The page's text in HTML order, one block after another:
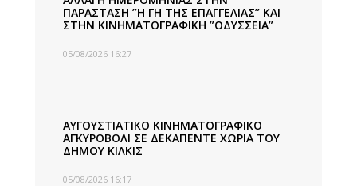
ΠΑΡΑΣΤΑΣΗ ”Η ΓΗ ΤΗΣ ΕΠΑΓΓΕΛΙΑΣ” ΚΑΙ
ΣΤΗΝ ΚΙΝΗΜΑΤΟΓΡΑΦΙΚΗ ”ΟΔΥΣΣΕΙΑ”
05/08/2026 16:27
ΑΥΓΟΥΣΤΙΑΤΙΚΟ ΚΙΝΗΜΑΤΟΓΡΑΦΙΚΟ
ΑΓΚΥΡΟΒΟΛΙ ΣΕ ΔΕΚΑΠΕΝΤΕ ΧΩΡΙΑ ΤΟΥ
ΔΗΜΟΥ ΚΙΛΚΙΣ
05/08/2026 16:17